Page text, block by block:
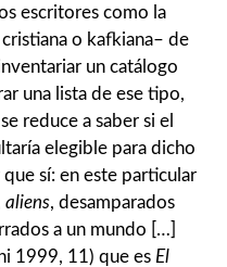
escritores como la
o kafkiana– de
un catálogo
una lista de ese tipo,
reduce a saber si el
elegible para dicho
sí: en este particular
aliens, desamparados
a un mundo […]
1999, 11) que es El